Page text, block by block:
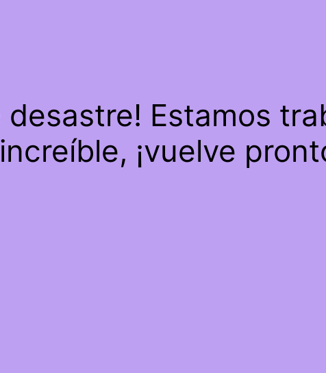
desastre! Estamos
increíble, ¡vuelve